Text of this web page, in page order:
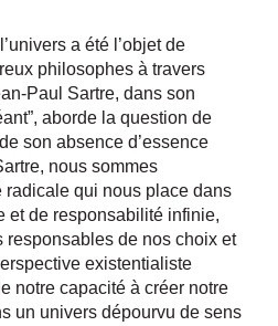
a été l’objet de
philosophes à travers
Paul Sartre, dans son
aborde la question de
son absence d’essence
nous sommes
radicale qui nous place dans
et de responsabilité infinie,
responsables de nos choix et
existentialiste
notre capacité à créer notre
un univers dépourvu de sens